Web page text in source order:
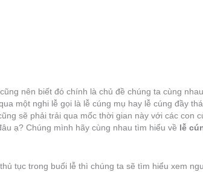
nên biết đó chính là chủ đề chúng ta cùng
một nghi lễ gọi là lễ cúng mụ hay lễ cúng đầy
sẽ phải trải qua mốc thời gian này với các
ạ? Chúng mình hãy cùng nhau tìm hiểu về lễ
tục trong buổi lễ thì chúng ta sẽ tìm hiểu xem